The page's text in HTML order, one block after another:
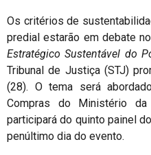
Os critérios de
predial estarão em debate
Estratégico Sustentável do
Tribunal de Justiça (STJ)
(28). O tema será
Compras do Ministério da
participará do quinto painel
penúltimo dia do evento.